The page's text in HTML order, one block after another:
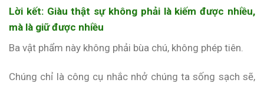
Lời kết: Giàu thật sự không phải là kiếm được nhiều,
mà là giữ được nhiều
Ba vật phẩm này không phải bùa chú, không phép tiên.
Chúng chỉ là công cụ nhắc nhở chúng ta sống sạch sẽ,